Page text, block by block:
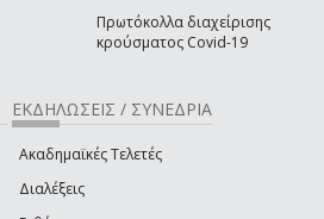
Πρωτόκολλα διαχείρισης
κρούσματος Covid-19
ΕΚΔΗΛΩΣΕΙΣ / ΣΥΝΕΔΡΙΑ
Ακαδημαϊκές Τελετές
Διαλέξεις